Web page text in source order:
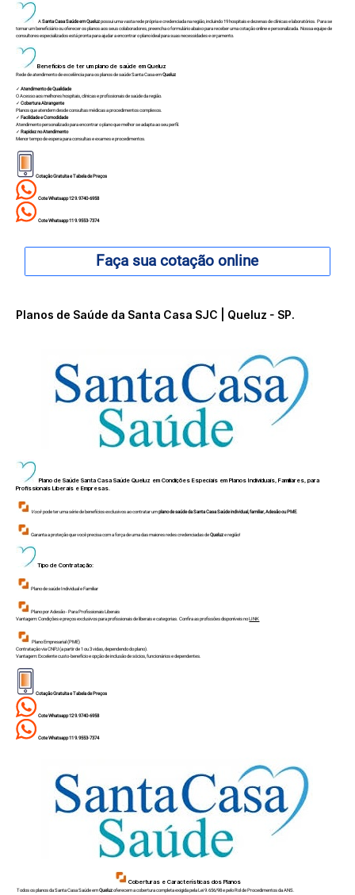
Faça sua cotação online
ASanta Casa Saúde em Queluzpossui uma vasta rede própria e credenciada na região, incluindo 19 hospitais e dezenas de clínicas e laboratórios. Para se
tornar um beneficiário ou oferecer os planos aos seus colaboradores, preencha o formulário abaixo para receber uma cotação online e personalizada. Nossa equipe de
consultores especializados está pronta para ajudar a encontrar o plano ideal para suas necessidades e orçamento.
Benefícios de ter um plano de saúde em Queluz
Rede de atendimento de excelência para os planos de saúde Santa Casa emQueluz
✓Atendimento de Qualidade
O Acesso aos melhores hospitais, clínicas e profissionais de saúde da região.
✓Cobertura Abrangente
Planos que atendem desde consultas médicas a procedimentos complexos.
✓Facilidade e Comodidade
Atendimento personalizado para encontrar o plano que melhor se adapta ao seu perfil.
✓Rapidez no Atendimento
Menor tempo de espera para consultas e exames e procedimentos.
Cotação Gratuita e Tabela de Preços
Cote Whatsapp 12 9.9740-6958
Cote Whatsapp 11 9.9553-7374
Planos de Saúde da Santa Casa SJC | Queluz - SP.
Plano de Saúde Santa Casa SaúdeQueluz em Condições Especiais em Planos Individuais, Familiares, para
Profissionais Liberais e Empresas.
Vocêpode ter uma série de benefícios exclusivos ao contratar umplano de saúde da Santa Casa Saúde individual, familiar, Adesão ou PME.
Garanta a proteção que você precisa com a força de uma das maiores redes credenciadas deQueluze região!
Tipo de Contratação:
Plano de saúde Individual e Familiar
Plano por Adesão - Para Profissionais Liberais
Vantagem: Condições e preços exclusivos para profissionais de liberais e categorias. Confira as profissões disponíveis noLINK
Plano Empresarial (PME)
Contratação via CNPJ (a partir de 1 ou 3 vidas, dependendo do plano).
Vantagem: Excelente custo-benefício e opção de inclusão de sócios, funcionários e dependentes.
Cotação Gratuita e Tabela de Preços
Cote Whatsapp 12 9.9740-6958
Cote Whatsapp 11 9.9553-7374
Coberturas e Características dos Planos
Todos os planos da Santa Casa Saúde emQueluzoferecem a cobertura completa exigida pela Lei 9.656/98 e pelo Rol de Procedimentos da ANS.